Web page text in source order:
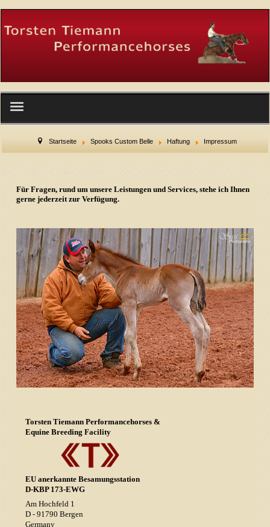
Startseite
Facility
Hengste
Unsere Zuchtstuten
Verkaufspferde
Kontakt / Anfahrt
Startseite Spooks Custom Belle Haftung Impressum
Für Fragen, rund um unsere Leistungen und Services, stehe ich Ihnen
gerne jederzeit zur Verfügung.
Torsten Tiemann Performancehorses &
Equine Breeding Facility
EU anerkannte Besamungsstation
D-KBP 173-EWG
Am Hochfeld 1
D - 91790 Bergen
Germany